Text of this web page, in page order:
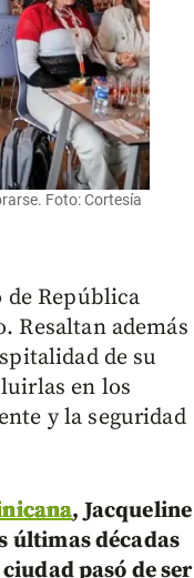
Foto: Cortesía
de República
Resaltan además
de su
en los
y la seguridad
, Jacqueline
últimas décadas
pasó de ser